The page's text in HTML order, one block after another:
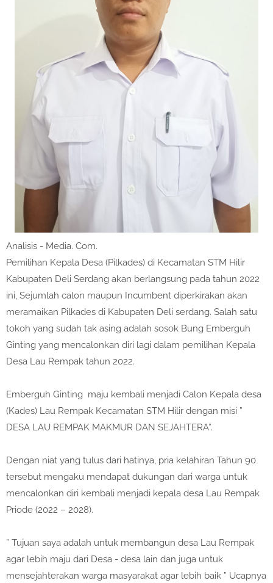
Analisis - Media. Com.
Pemilihan Kepala Desa (Pilkades) di Kecamatan STM Hilir
Kabupaten Deli Serdang akan berlangsung pada tahun 2022
ini, Sejumlah calon maupun Incumbent diperkirakan akan
meramaikan Pilkades di Kabupaten Deli serdang. Salah satu
tokoh yang sudah tak asing adalah sosok Bung Emberguh
Ginting yang mencalonkan diri lagi dalam pemilihan Kepala
Desa Lau Rempak tahun 2022.
Emberguh Ginting maju kembali menjadi Calon Kepala desa
(Kades) Lau Rempak Kecamatan STM Hilir dengan misi ”
DESA LAU REMPAK MAKMUR DAN SEJAHTERA”.
Dengan niat yang tulus dari hatinya, pria kelahiran Tahun 90
tersebut mengaku mendapat dukungan dari warga untuk
mencalonkan diri kembali menjadi kepala desa Lau Rempak
Priode (2022 – 2028).
” Tujuan saya adalah untuk membangun desa Lau Rempak
agar lebih maju dari Desa - desa lain dan juga untuk
mensejahterakan warga masyarakat agar lebih baik ” Ucapnya